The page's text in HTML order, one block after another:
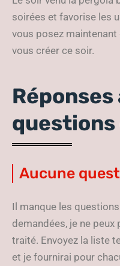
soirées et favorise les
vous posez
vous créer ce soir.
Réponses
Aucune
Il manque les
demandées, je ne
traité. Envoyez la liste
et je fournirai pour